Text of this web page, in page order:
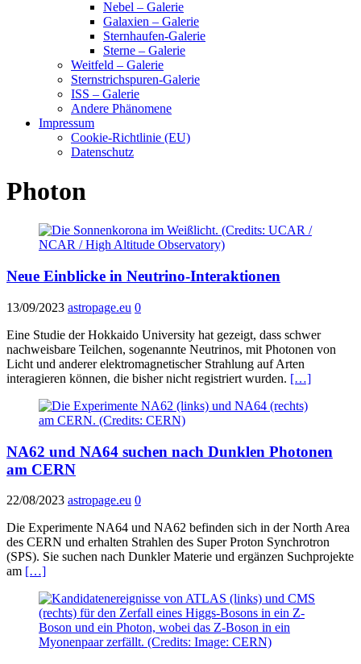
Nebel – Galerie
Galaxien – Galerie
Sternhaufen-Galerie
Sterne – Galerie
Weitfeld – Galerie
Sternstrichspuren-Galerie
ISS – Galerie
Andere Phänomene
Impressum
Cookie-Richtlinie (EU)
Datenschutz
Photon
Neue Einblicke in Neutrino-Interaktionen
13/09/2023 astropage.eu 0
Eine Studie der Hokkaido University hat gezeigt, dass schwer
nachweisbare Teilchen, sogenannte Neutrinos, mit Photonen von
Licht und anderer elektromagnetischer Strahlung auf Arten
interagieren können, die bisher nicht registriert wurden. […]
NA62 und NA64 suchen nach Dunklen Photonen
am CERN
22/08/2023 astropage.eu 0
Die Experimente NA64 und NA62 befinden sich in der North Area
des CERN und erhalten Strahlen des Super Proton Synchrotron
(SPS). Sie suchen nach Dunkler Materie und ergänzen Suchprojekte
am […]